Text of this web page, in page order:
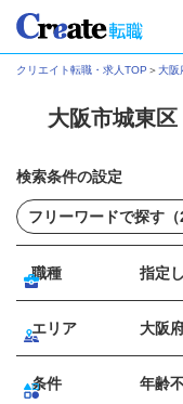
クリエイト転職・求人TOP ＞大阪
大阪市城東
検索条件の設定
職種 指定
エリア 大阪
条件 年齢